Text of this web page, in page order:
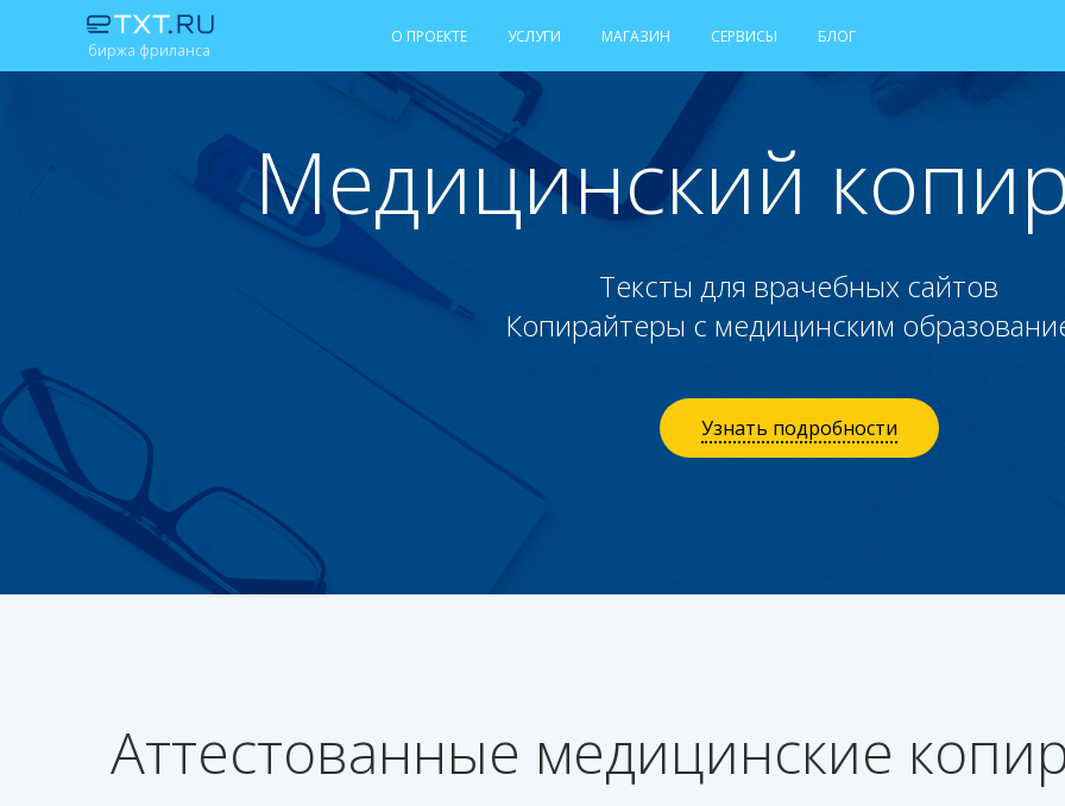
биржа фриланса
О ПРОЕКТЕ УСЛУГИ МАГАЗИН СЕРВИСЫ БЛОГ
Медицинский
Тексты для врачебных сайтов
Копирайтеры с медицинским
Узнать подробности
Аттестованные медицинские